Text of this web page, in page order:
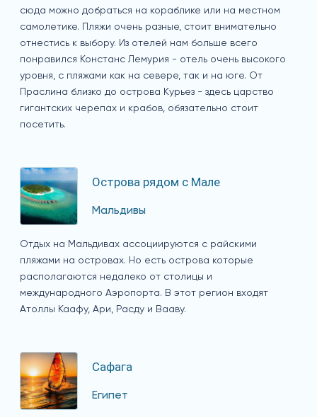
сюда можно добраться на кораблике или на местном
самолетике. Пляжи очень разные, стоит внимательно
отнестись к выбору. Из отелей нам больше всего
понравился Констанс Лемурия - отель очень высокого
уровня, с пляжами как на севере, так и на юге. От
Праслина близко до острова Курьез - здесь царство
гигантских черепах и крабов, обязательно стоит
посетить.
Острова рядом с Мале
Мальдивы
Отдых на Мальдивах ассоциируются с райскими
пляжами на островах. Но есть острова которые
располагаются недалеко от столицы и
международного Аэропорта. В этот регион входят
Атоллы Каафу, Ари, Расду и Вааву.
Сафага
Египет